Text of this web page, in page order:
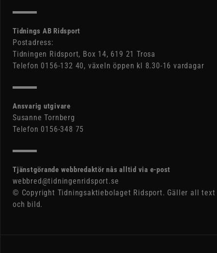
Tidnings AB Ridsport
Postadress:
Tidningen Ridsport, Box 14, 619 21 Trosa
Telefon 0156-132 40, växeln öppen kl 8.30-16 vardagar
Ansvarig utgivare
Susanne Tornberg
Telefon 0156-348 75
Tjänstgörande webbredaktör nås alltid via e-post
webbred@tidningenridsport.se
© Copyright Tidningsaktiebolaget Ridsport. Gäller all text
och bild.